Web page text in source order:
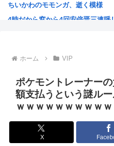
【悲報】バイクが趣味の女だけど
ちいかわのモモンガ、逝く模様
4時だから窓から4回安倍晋三連呼
声優目指して上京したワイ、もう
【衝撃】 韓国人「エボシ御前の
高市早苗、被爆体験者と面会する
大谷翔平が今永昇太を睨みつけ
6月の消費支出-3.3%で7か月連続
韓国人「熊本地震で見る日本の土
ホーム VIP
ポケモントレーナー
額支払うという謎ル
ｗｗｗｗｗｗｗｗｗｗ
X